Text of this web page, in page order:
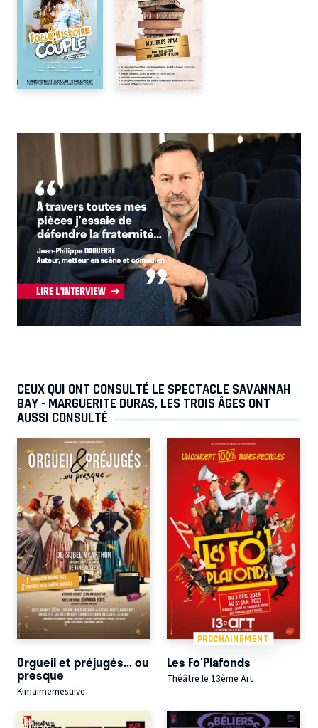
CEUX QUI ONT CONSULTÉ LE SPECTACLE SAVANNAH
BAY - MARGUERITE DURAS, LES TROIS ÂGES ONT
AUSSI CONSULTÉ
Orgueil et préjugés... ou
presque
Kimaimemesuive
PROCHAINEMENT
Les Fo'Plafonds
Théâtre le 13ème Art